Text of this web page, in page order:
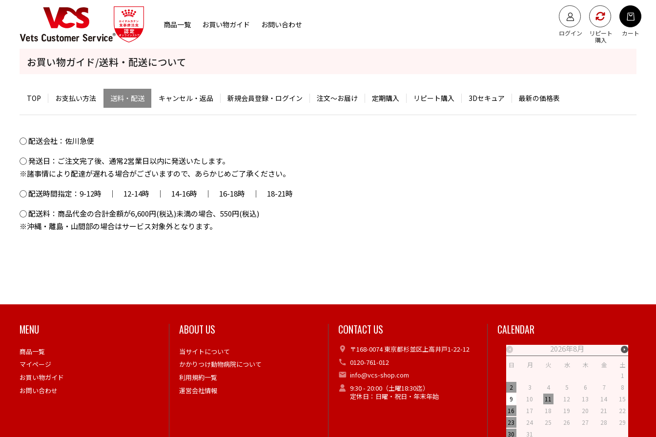
商品一覧 お買い物ガイド お問い合わせ
ログイン
リピート
購入
カート
お買い物ガイド/送料・配送について
TOP お支払い方法 送料・配送 キャンセル・返品 新規会員登録・ログイン 注文～お届け 定期購入 リピート購入 3Dセキュア 最新の価格表
◯ 配送会社：佐川急便
◯ 発送日：ご注文完了後、通常2営業日以内に発送いたします。
※諸事情により配達が遅れる場合がございますので、あらかじめご了承ください。
◯ 配送時間指定：9-12時 ｜ 12-14時 ｜ 14-16時 ｜ 16-18時 ｜ 18-21時
◯ 配送料：商品代金の合計金額が6,600円(税込)未満の場合、550円(税込)
※沖縄・離島・山間部の場合はサービス対象外となります。
MENU
商品一覧
マイページ
お買い物ガイド
お問い合わせ
ABOUT US
当サイトについて
かかりつけ動物病院について
利用規約一覧
運営会社情報
CONTACT US
〒168-0074 東京都杉並区上高井戸1-22-12
0120-761-012
info@vcs-shop.com
9:30 - 20:00（土曜18:30迄）
定休日：日曜・祝日・年末年始
CALENDAR
2026年8月
日 月 火 水 木 金
土
1
2
3 4 5 6 7
8
9
10 11 12 13 14
15
16
17 18 19 20 21
22
23
24 25 26 27 28
29
30
31